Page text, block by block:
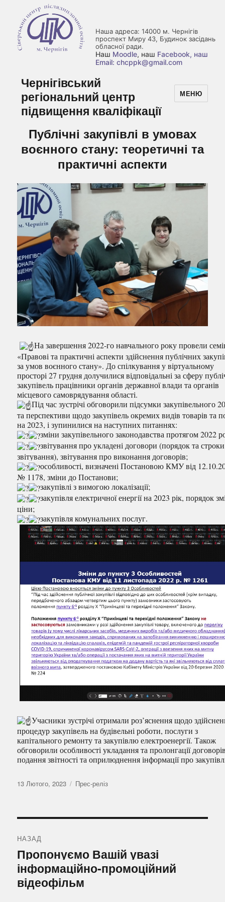
Наша адреса: 14000 м. Чернігів
проспект Миру 43, Будинок засідань
обласної ради.
Наш Moodle, наш Facebook, наш
Email: chcppk@gmail.com
Чернігівський
регіональний центр
підвищення кваліфікації
МЕНЮ
Публічні закупівлі в умовах
воєнного стану: теоретичні та
практичні аспекти
На завершення 2022-го навчального року провели
«Правові та практичні аспекти здійснення публічних
за умов воєнного стану». До спілкування у віртуальному
просторі 27 грудня долучилися відповідальні за сферу
закупівель працівники органів державної влади та органів
місцевого самоврядування області.
Під час зустрічі обговорили підсумки закупівельного
та перспективи щодо закупівель окремих видів товарів та
на 2023, і зупинилися на наступних питаннях:
зміни закупівельного законодавства протягом 2022
звітування про укладені договори (порядок та строки
звітування), звітування про виконання договорів;
особливості, визначені Постановою КМУ від
№ 1178, зміни до Постанови;
закупівлі з вимогою локалізації;
закупівля електричної енергії на 2023 рік, порядок
ціни;
закупівля комунальних послуг.
Учасники зустрічі отримали роз’яснення щодо
процедур закупівель на будівельні роботи, послуги з
капітального ремонту та закупівлю електроенергії. Також
обговорили особливості укладання та пролонгації
подання звітності та оприлюднення інформації про
Оприлюднено
13 Лютого, 2023 Категорії
Прес-реліз
записів
НАЗАД
Попередній
запис:
Пропонуємо Вашій увазі
інформаційно-промоційний
відеофільм